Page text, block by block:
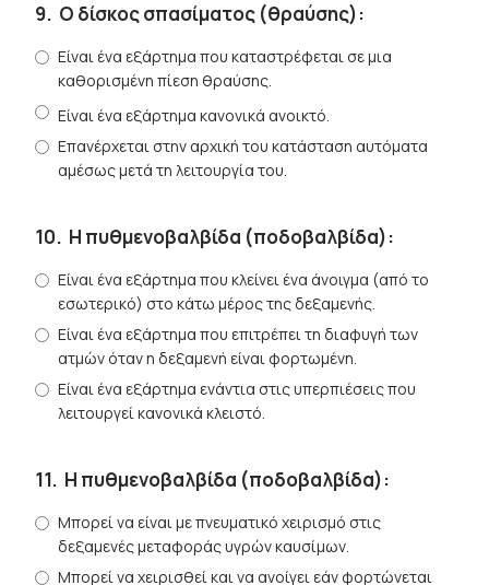
9. Ο δίσκος σπασίματος (θραύσης):
Είναι ένα εξάρτημα που καταστρέφεται σε μια
καθορισμένη πίεση θραύσης.
Είναι ένα εξάρτημα κανονικά ανοικτό.
Επανέρχεται στην αρχική του κατάσταση αυτόματα
αμέσως μετά τη λειτουργία του.
10. Η πυθμενοβαλβίδα (ποδοβαλβίδα):
Είναι ένα εξάρτημα που κλείνει ένα άνοιγμα (από το
εσωτερικό) στο κάτω μέρος της δεξαμενής.
Είναι ένα εξάρτημα που επιτρέπει τη διαφυγή των
ατμών όταν η δεξαμενή είναι φορτωμένη.
Είναι ένα εξάρτημα ενάντια στις υπερπιέσεις που
λειτουργεί κανονικά κλειστό.
11. Η πυθμενοβαλβίδα (ποδοβαλβίδα):
Μπορεί να είναι με πνευματικό χειρισμό στις
δεξαμενές μεταφοράς υγρών καυσίμων.
Μπορεί να χειρισθεί και να ανοίγει εάν φορτώνεται